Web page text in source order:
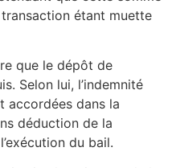
étant muette
que le dépôt de
Selon lui, l’indemnité
accordées dans la
déduction de la
du bail.